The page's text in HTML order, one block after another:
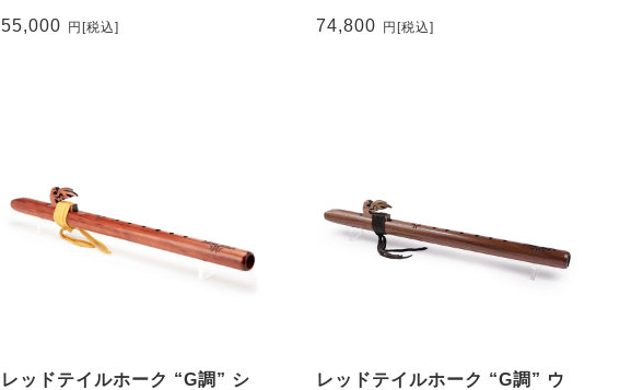
55,000 円[税込]
74,800 円[税込]
レッドテイルホーク “G調” シ
レッドテイルホーク “G調” ウ